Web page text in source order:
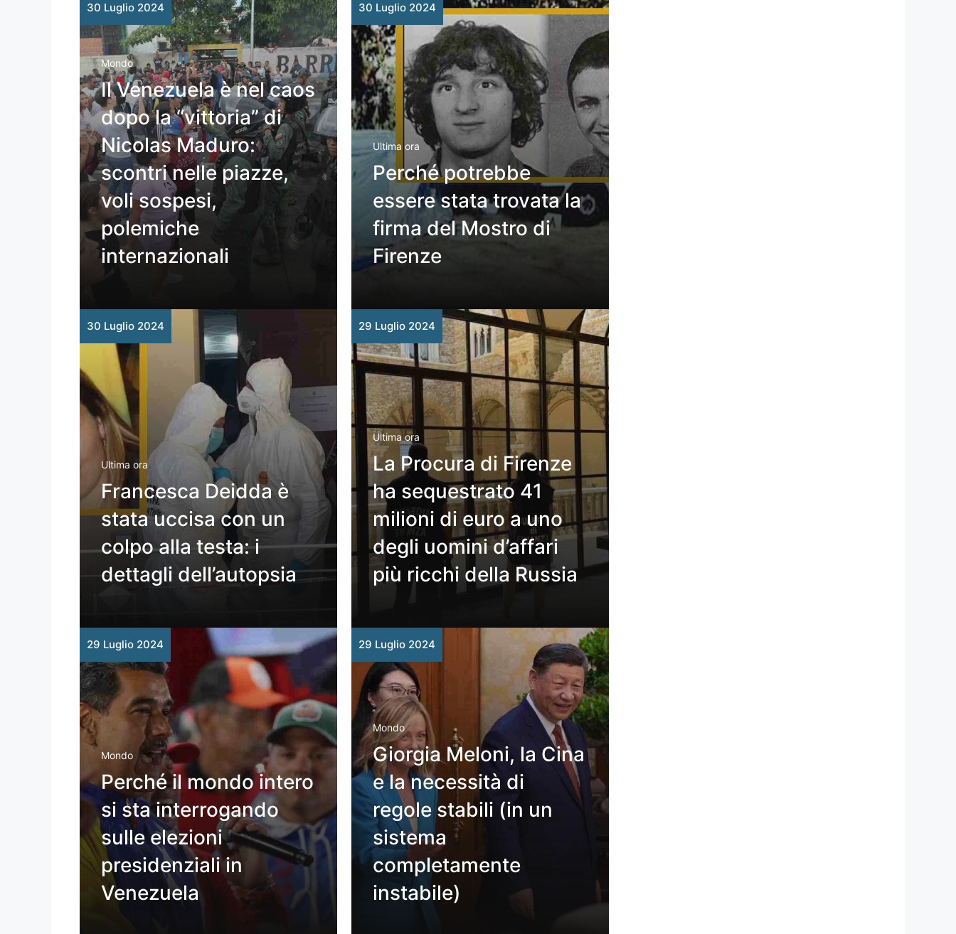
30 Luglio 2024
Mondo
Il Venezuela è nel caos
dopo la “vittoria” di
Nicolas Maduro:
scontri nelle piazze,
voli sospesi,
polemiche
internazionali
30 Luglio 2024
Ultima ora
Perché potrebbe
essere stata trovata la
firma del Mostro di
Firenze
30 Luglio 2024
Ultima ora
Francesca Deidda è
stata uccisa con un
colpo alla testa: i
dettagli dell’autopsia
29 Luglio 2024
Ultima ora
La Procura di Firenze
ha sequestrato 41
milioni di euro a uno
degli uomini d’affari
più ricchi della Russia
29 Luglio 2024
Mondo
Perché il mondo intero
si sta interrogando
sulle elezioni
presidenziali in
Venezuela
29 Luglio 2024
Mondo
Giorgia Meloni, la Cina
e la necessità di
regole stabili (in un
sistema
completamente
instabile)